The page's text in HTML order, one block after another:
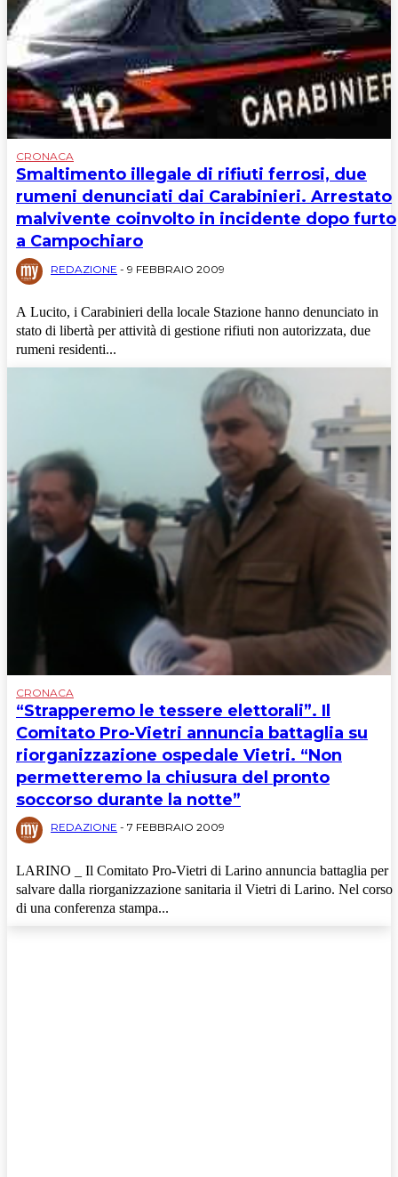
CRONACA
Smaltimento illegale di rifiuti ferrosi, due
rumeni denunciati dai Carabinieri. Arrestato
malvivente coinvolto in incidente dopo furto
a Campochiaro
REDAZIONE - 9 FEBBRAIO 2009
A Lucito, i Carabinieri della locale Stazione hanno denunciato in
stato di libertà per attività di gestione rifiuti non autorizzata, due
rumeni residenti...
CRONACA
“Strapperemo le tessere elettorali”. Il
Comitato Pro-Vietri annuncia battaglia su
riorganizzazione ospedale Vietri. “Non
permetteremo la chiusura del pronto
soccorso durante la notte”
REDAZIONE - 7 FEBBRAIO 2009
LARINO _ Il Comitato Pro-Vietri di Larino annuncia battaglia per
salvare dalla riorganizzazione sanitaria il Vietri di Larino. Nel corso
di una conferenza stampa...